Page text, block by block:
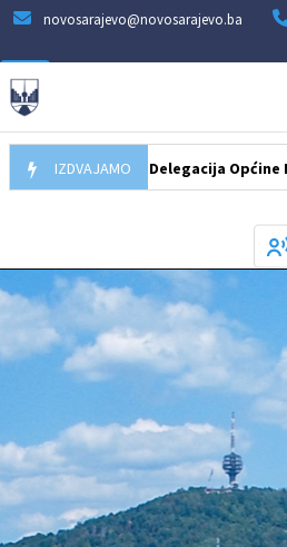
novosarajevo@novosarajevo.ba
IZDVAJAMO
07.08.2026 Delegacija Općine Novo